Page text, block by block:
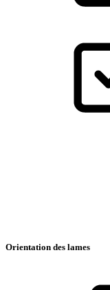
Orientation des lames